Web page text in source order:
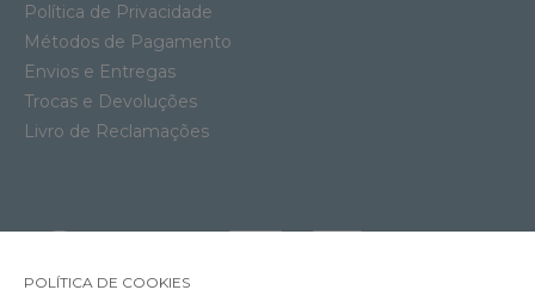
Política de Privacidade
Métodos de Pagamento
Envios e Entregas
Trocas e Devoluções
Livro de Reclamações
POLÍTICA DE COOKIES